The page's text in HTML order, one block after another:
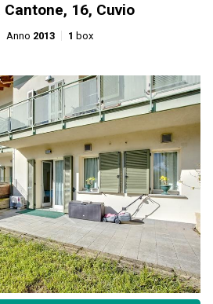
16, Cuvio
Anno 2013 1 box